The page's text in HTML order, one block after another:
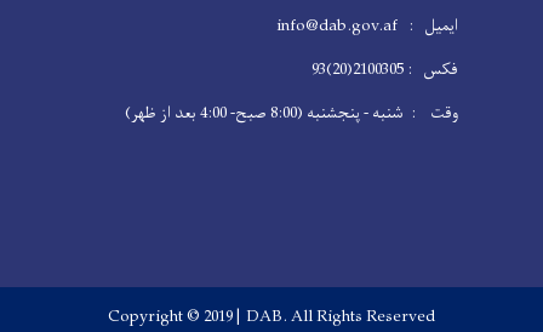
ایمیل : info@dab.gov.af
فکس : 2100305(20)93
وقت : شنبه - پنجشنبه (8:00 صبح- 4:00 بعد از ظهر)
Copyright © 2019 | DAB. All Rights Reserved